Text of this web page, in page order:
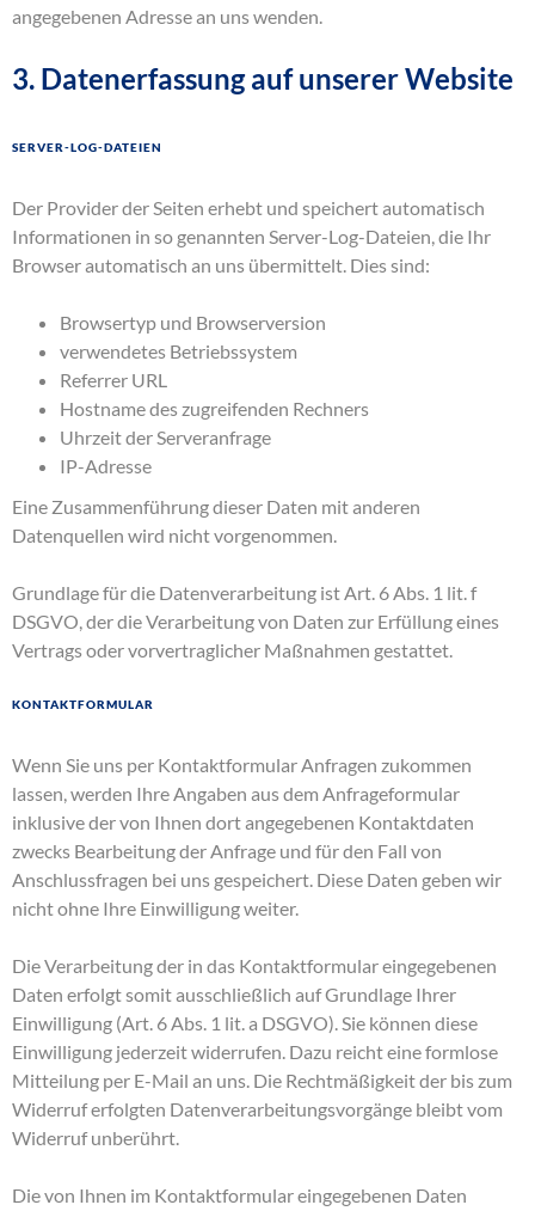
angegebenen Adresse an uns wenden.
3. Datenerfassung auf unserer Website
Server-Log-Dateien
Der Provider der Seiten erhebt und speichert automatisch
Informationen in so genannten Server-Log-Dateien, die Ihr
Browser automatisch an uns übermittelt. Dies sind:
Browsertyp und Browserversion
verwendetes Betriebssystem
Referrer URL
Hostname des zugreifenden Rechners
Uhrzeit der Serveranfrage
IP-Adresse
Eine Zusammenführung dieser Daten mit anderen
Datenquellen wird nicht vorgenommen.
Grundlage für die Datenverarbeitung ist Art. 6 Abs. 1 lit. f
DSGVO, der die Verarbeitung von Daten zur Erfüllung eines
Vertrags oder vorvertraglicher Maßnahmen gestattet.
Kontaktformular
Wenn Sie uns per Kontaktformular Anfragen zukommen
lassen, werden Ihre Angaben aus dem Anfrageformular
inklusive der von Ihnen dort angegebenen Kontaktdaten
zwecks Bearbeitung der Anfrage und für den Fall von
Anschlussfragen bei uns gespeichert. Diese Daten geben wir
nicht ohne Ihre Einwilligung weiter.
Die Verarbeitung der in das Kontaktformular eingegebenen
Daten erfolgt somit ausschließlich auf Grundlage Ihrer
Einwilligung (Art. 6 Abs. 1 lit. a DSGVO). Sie können diese
Einwilligung jederzeit widerrufen. Dazu reicht eine formlose
Mitteilung per E-Mail an uns. Die Rechtmäßigkeit der bis zum
Widerruf erfolgten Datenverarbeitungsvorgänge bleibt vom
Widerruf unberührt.
Die von Ihnen im Kontaktformular eingegebenen Daten